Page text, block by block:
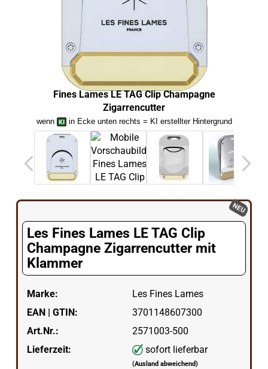
Fines Lames LE TAG Clip Champagne
Zigarrencutter
wenn in Ecke unten rechts = KI erstellter Hintergrund
NEU
Les Fines Lames LE TAG Clip
Champagne Zigarrencutter mit
Klammer
Marke:
Les Fines Lames
EAN | GTIN:
3701148607300
Art.Nr.:
2571003-500
Lieferzeit:
sofort lieferbar
(Ausland abweichend)